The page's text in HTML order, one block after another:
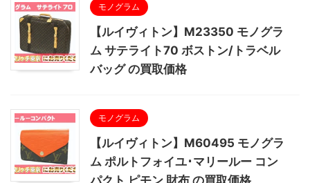
モノグラム
【ルイヴィトン】M23350 モノグラ
ム サテライト70 ボストン/トラベル
バッグ の買取価格
モノグラム
【ルイヴィトン】M60495 モノグラ
ム ポルトフォイユ･マリールー コン
パクト ピモン 財布 の買取価格